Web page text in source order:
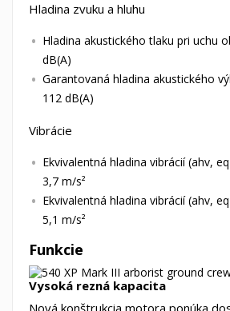
Hladina zvuku a hluhu
Hladina akustického tlaku pri uchu
dB(A)
Garantovaná hladina akustického
112 dB(A)
Vibrácie
Ekvivalentná hladina vibrácií (ahv,
3,7 m/s²
Ekvivalentná hladina vibrácií (ahv,
5,1 m/s²
Funkcie
Vysoká rezná kapacita
Nová konštrukcia motora ponúka